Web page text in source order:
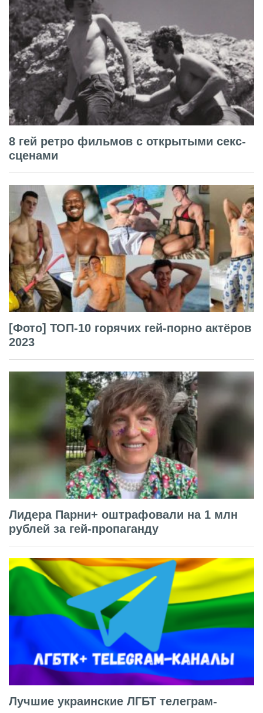
8 гей ретро фильмов с открытыми секс-
сценами
[Фото] ТОП-10 горячих гей-порно актёров
2023
Лидера Парни+ оштрафовали на 1 млн
рублей за гей-пропаганду
Лучшие украинские ЛГБТ телеграм-